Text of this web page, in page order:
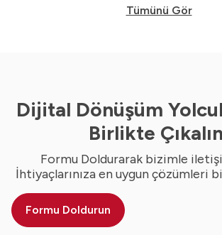
Tümünü Gör
Dijital Dönüşüm
Birlikte
Formu Doldurarak bizimle
İhtiyaçlarınıza en uygun çözümleri
Formu Doldurun